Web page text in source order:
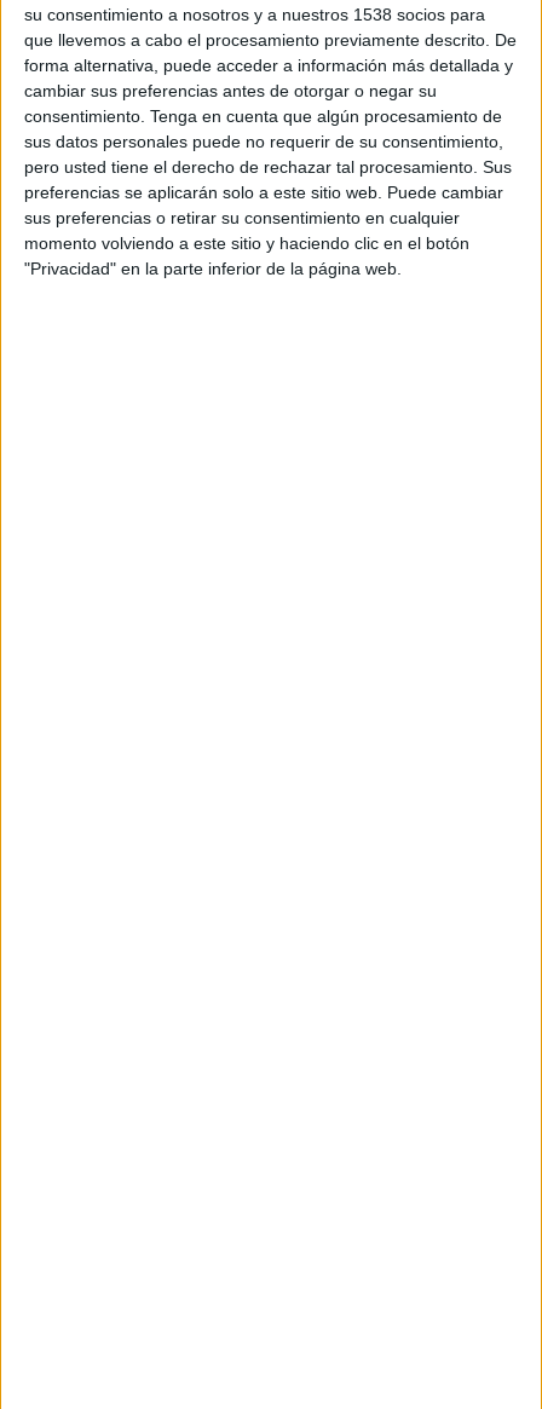
su consentimiento a nosotros y a nuestros 1538 socios para
que llevemos a cabo el procesamiento previamente descrito. De
forma alternativa, puede acceder a información más detallada y
cambiar sus preferencias antes de otorgar o negar su
consentimiento. Tenga en cuenta que algún procesamiento de
sus datos personales puede no requerir de su consentimiento,
pero usted tiene el derecho de rechazar tal procesamiento. Sus
preferencias se aplicarán solo a este sitio web. Puede cambiar
sus preferencias o retirar su consentimiento en cualquier
momento volviendo a este sitio y haciendo clic en el botón
"Privacidad" en la parte inferior de la página web.
El Supremo dicta una sentencia favorable para la
agencia Remo y Mitsubishi tras diez años de
litigios
Por primera vez en la historia, el Tribunal Supremo ha manifestado
expresamente que la publicidad queda amparada bajo el artículo 20 de la
Constitución Española, que regula el derecho fundamental a la libertad de
expresión. A partir de ahora la publicidad estará más protegida de denuncias como
la recibida por la agencia Remo y Mitsubishi por parte de la AUC. Tras diez años